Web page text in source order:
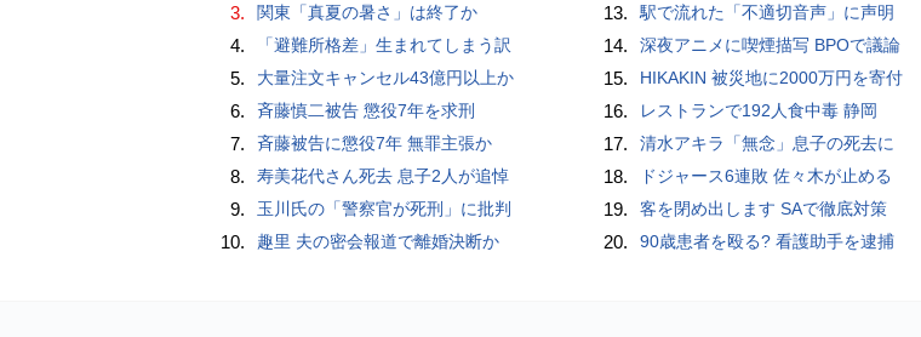
3. 関東「真夏の暑さ」は終了か
4. 「避難所格差」生まれてしまう訳
5. 大量注文キャンセル43億円以上か
6. 斉藤慎二被告 懲役7年を求刑
7. 斉藤被告に懲役7年 無罪主張か
8. 寿美花代さん死去 息子2人が追悼
9. 玉川氏の「警察官が死刑」に批判
10. 趣里 夫の密会報道で離婚決断か
13. 駅で流れた「不適切音声」に声明
14. 深夜アニメに喫煙描写 BPOで議論
15. HIKAKIN 被災地に2000万円を寄付
16. レストランで192人食中毒 静岡
17. 清水アキラ「無念」息子の死去に
18. ドジャース6連敗 佐々木が止める
19. 客を閉め出します SAで徹底対策
20. 90歳患者を殴る? 看護助手を逮捕